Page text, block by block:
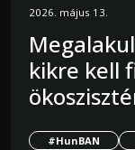
2026. május 13.
kikre kell
#HunBAN